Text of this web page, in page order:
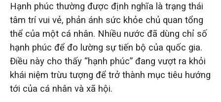
Hạnh phúc thường được định nghĩa là trạng thái
tâm trí vui vẻ, phản ánh sức khỏe chủ quan tổng
thể của một cá nhân. Nhiều nước đã dùng chỉ số
hạnh phúc để đo lường sự tiến bộ của quốc gia.
Điều này cho thấy “hạnh phúc” đang vượt ra khỏi
khái niệm trừu tượng để trở thành mục tiêu hướng
tới của cá nhân và xã hội.